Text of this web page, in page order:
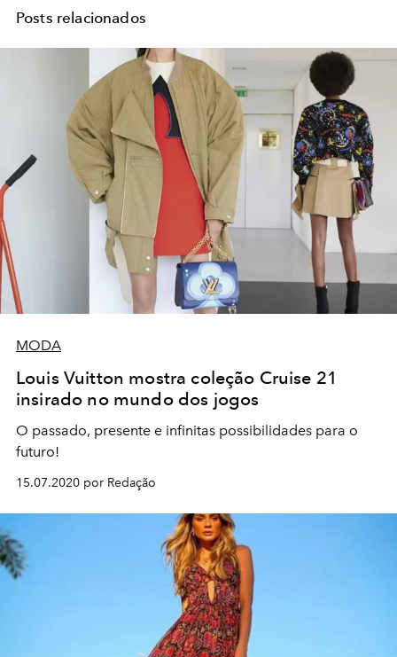
Posts relacionados
MODA
Louis Vuitton mostra coleção Cruise 21
insirado no mundo dos jogos
O passado, presente e infinitas possibilidades para o
futuro!
15.07.2020 por Redação